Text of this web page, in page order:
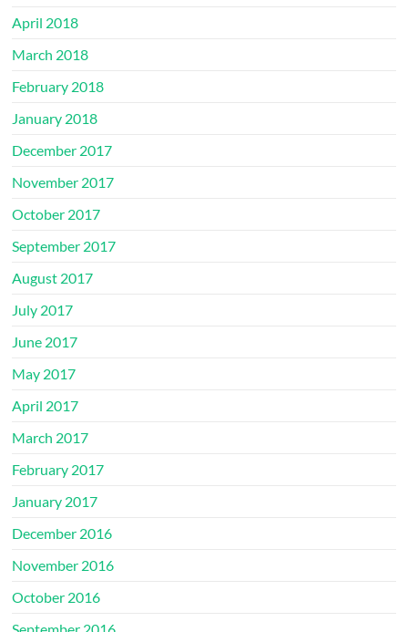
April 2018
March 2018
February 2018
January 2018
December 2017
November 2017
October 2017
September 2017
August 2017
July 2017
June 2017
May 2017
April 2017
March 2017
February 2017
January 2017
December 2016
November 2016
October 2016